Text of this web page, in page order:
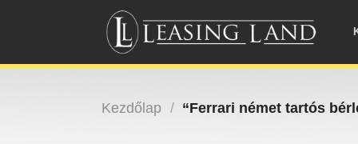
Kezdőlap / “Ferrari német tartós